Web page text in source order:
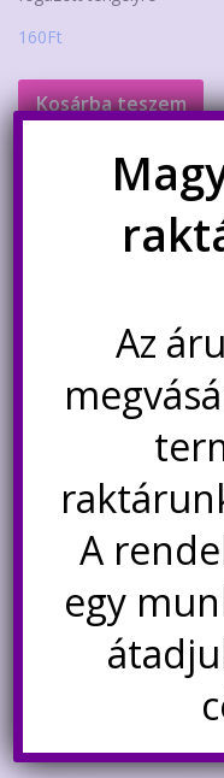
160Ft
Kosárba teszem
Kapcsolódó
Tördelhető precíziós
1×40 pin, aranyozott
Az
A
egy